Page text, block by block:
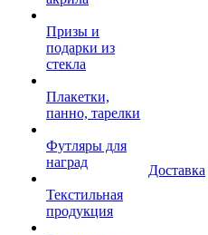
Призы и
подарки из
стекла
Плакетки,
панно, тарелки
Футляры для
наград
Текстильная
продукция
Доставка